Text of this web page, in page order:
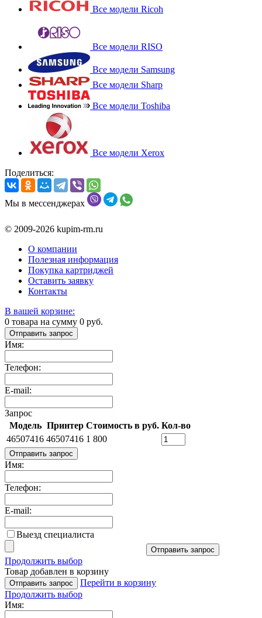
Все модели Ricoh
Все модели RISO
Все модели Samsung
Все модели Sharp
Все модели Toshiba
Все модели Xerox
Поделиться:
Мы в мессенджерах
© 2009-2026 kupim-rm.ru
О компании
Полезная информация
Покупка картриджей
Оставить заявку
Контакты
В вашей корзине:
0 товара на сумму 0 руб.
Отправить запрос
Имя:
Телефон:
E-mail:
Запрос
Модель Принтер Стоимость в руб. Кол-во
46507416 46507416 1 800
Отправить запрос
Имя:
Телефон:
E-mail:
Выезд специалиста
Отправить запрос
Продолжить выбор
Товар добавлен в корзину
Отправить запрос
Перейти в корзину
Продолжить выбор
Имя: